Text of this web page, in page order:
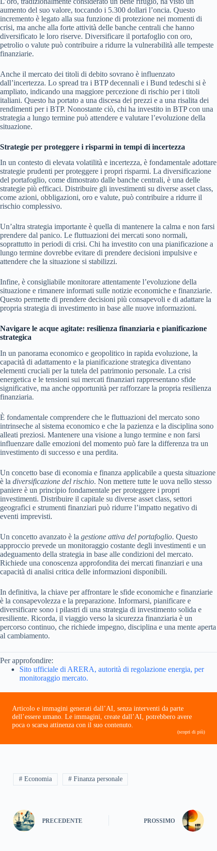
aumento del suo valore, toccando i 5.300 dollari l’oncia. Questo
incremento è legato alla sua funzione di protezione nei momenti di
crisi, ma anche alla forte attività delle banche centrali che hanno
diversificato le loro riserve. Diversificare il portafoglio con oro,
petrolio o valute può contribuire a ridurre la vulnerabilità alle tempeste
finanziarie.
Anche il mercato dei titoli di debito sovrano è influenzato
dall’incertezza. Lo spread tra i BTP decennali e i Bund tedeschi si è
ampliato, indicando una maggiore percezione di rischio per i titoli
italiani. Questo ha portato a una discesa dei prezzi e a una risalita dei
rendimenti per i BTP. Nonostante ciò, chi ha investito in BTP con una
strategia a lungo termine può attendere e valutare l’evoluzione della
situazione.
Strategie per proteggere i risparmi in tempi di incertezza
In un contesto di elevata volatilità e incertezza, è fondamentale adottare
strategie prudenti per proteggere i propri risparmi. La diversificazione
del portafoglio, come dimostrato dalle banche centrali, è una delle
strategie più efficaci. Distribuire gli investimenti su diverse asset class,
come azioni, obbligazioni, oro e valute, può contribuire a ridurre il
rischio complessivo.
Un’altra strategia importante è quella di mantenere la calma e non farsi
prendere dal panico. Le fluttuazioni dei mercati sono normali,
soprattutto in periodi di crisi. Chi ha investito con una pianificazione a
lungo termine dovrebbe evitare di prendere decisioni impulsive e
attendere che la situazione si stabilizzi.
Infine, è consigliabile monitorare attentamente l’evoluzione della
situazione e rimanere informati sulle notizie economiche e finanziarie.
Questo permette di prendere decisioni più consapevoli e di adattare la
propria strategia di investimento in base alle nuove informazioni.
Navigare le acque agitate: resilienza finanziaria e pianificazione
strategica
In un panorama economico e geopolitico in rapida evoluzione, la
capacità di adattamento e la pianificazione strategica diventano
elementi cruciali per la tutela del patrimonio personale. La crisi
energetica e le tensioni sui mercati finanziari rappresentano sfide
significative, ma anche opportunità per rafforzare la propria resilienza
finanziaria.
È fondamentale comprendere che le fluttuazioni del mercato sono
intrinseche al sistema economico e che la pazienza e la disciplina sono
alleati preziosi. Mantenere una visione a lungo termine e non farsi
influenzare dalle emozioni del momento può fare la differenza tra un
investimento di successo e una perdita.
Un concetto base di economia e finanza applicabile a questa situazione
è la diversificazione del rischio. Non mettere tutte le uova nello stesso
paniere è un principio fondamentale per proteggere i propri
investimenti. Distribuire il capitale su diverse asset class, settori
geografici e strumenti finanziari può ridurre l’impatto negativo di
eventi imprevisti.
Un concetto avanzato è la gestione attiva del portafoglio. Questo
approccio prevede un monitoraggio costante degli investimenti e un
adeguamento della strategia in base alle condizioni del mercato.
Richiede una conoscenza approfondita dei mercati finanziari e una
capacità di analisi critica delle informazioni disponibili.
In definitiva, la chiave per affrontare le sfide economiche e finanziarie
è la consapevolezza e la preparazione. Informarsi, pianificare e
diversificare sono i pilastri di una strategia di investimento solida e
resiliente. Ricorda, il viaggio verso la sicurezza finanziaria è un
percorso continuo, che richiede impegno, disciplina e una mente aperta
al cambiamento.
Per approfondire:
Sito ufficiale di ARERA, autorità di regolazione energia, per
monitoraggio mercato.
Articolo e immagini generati dall’AI, senza interventi da parte
dell’essere umano. Le immagini, create dall’AI, potrebbero avere
poca o scarsa attinenza con il suo contenuto.
(scopri di più)
# Economia # Finanza personale
PRECEDENTE PROSSIMO